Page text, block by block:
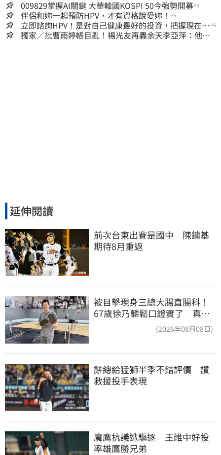
009829掌握AI關鍵 大華韓國KOSPI 50今強勢開募PR
伴侶和妳一起預防HPV，才有資格說愛妳！ PR
立即諮詢HPV！是對自己健康最好的投資，把握現在不
嫌晚！
PR
獨家／批曹雨婷帳目亂！楊光友再轟余天李亞萍：他們
延伸閱讀
前次台東出賽是國中　陳鏞基
期待8月重返
被目擊現身三總大腸直腸科！
67歲徐乃麟鬆口證實了 真實
(2026年08月08日)
餅總給猛獅半季不錯評價　讚
救援投手表現
魔鷹抗議遭驅逐　王維中好投
率雄鷹勝兄弟